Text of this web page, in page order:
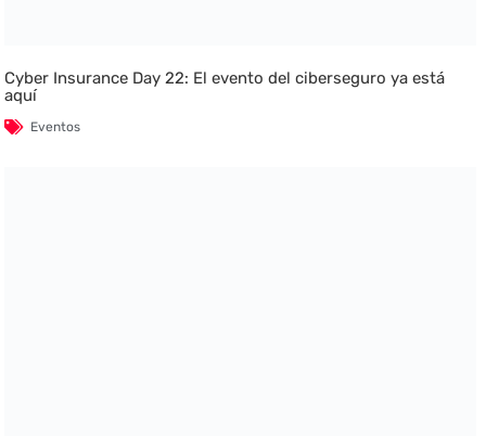
Cyber Insurance Day 22: El evento del ciberseguro ya está
aquí
Eventos